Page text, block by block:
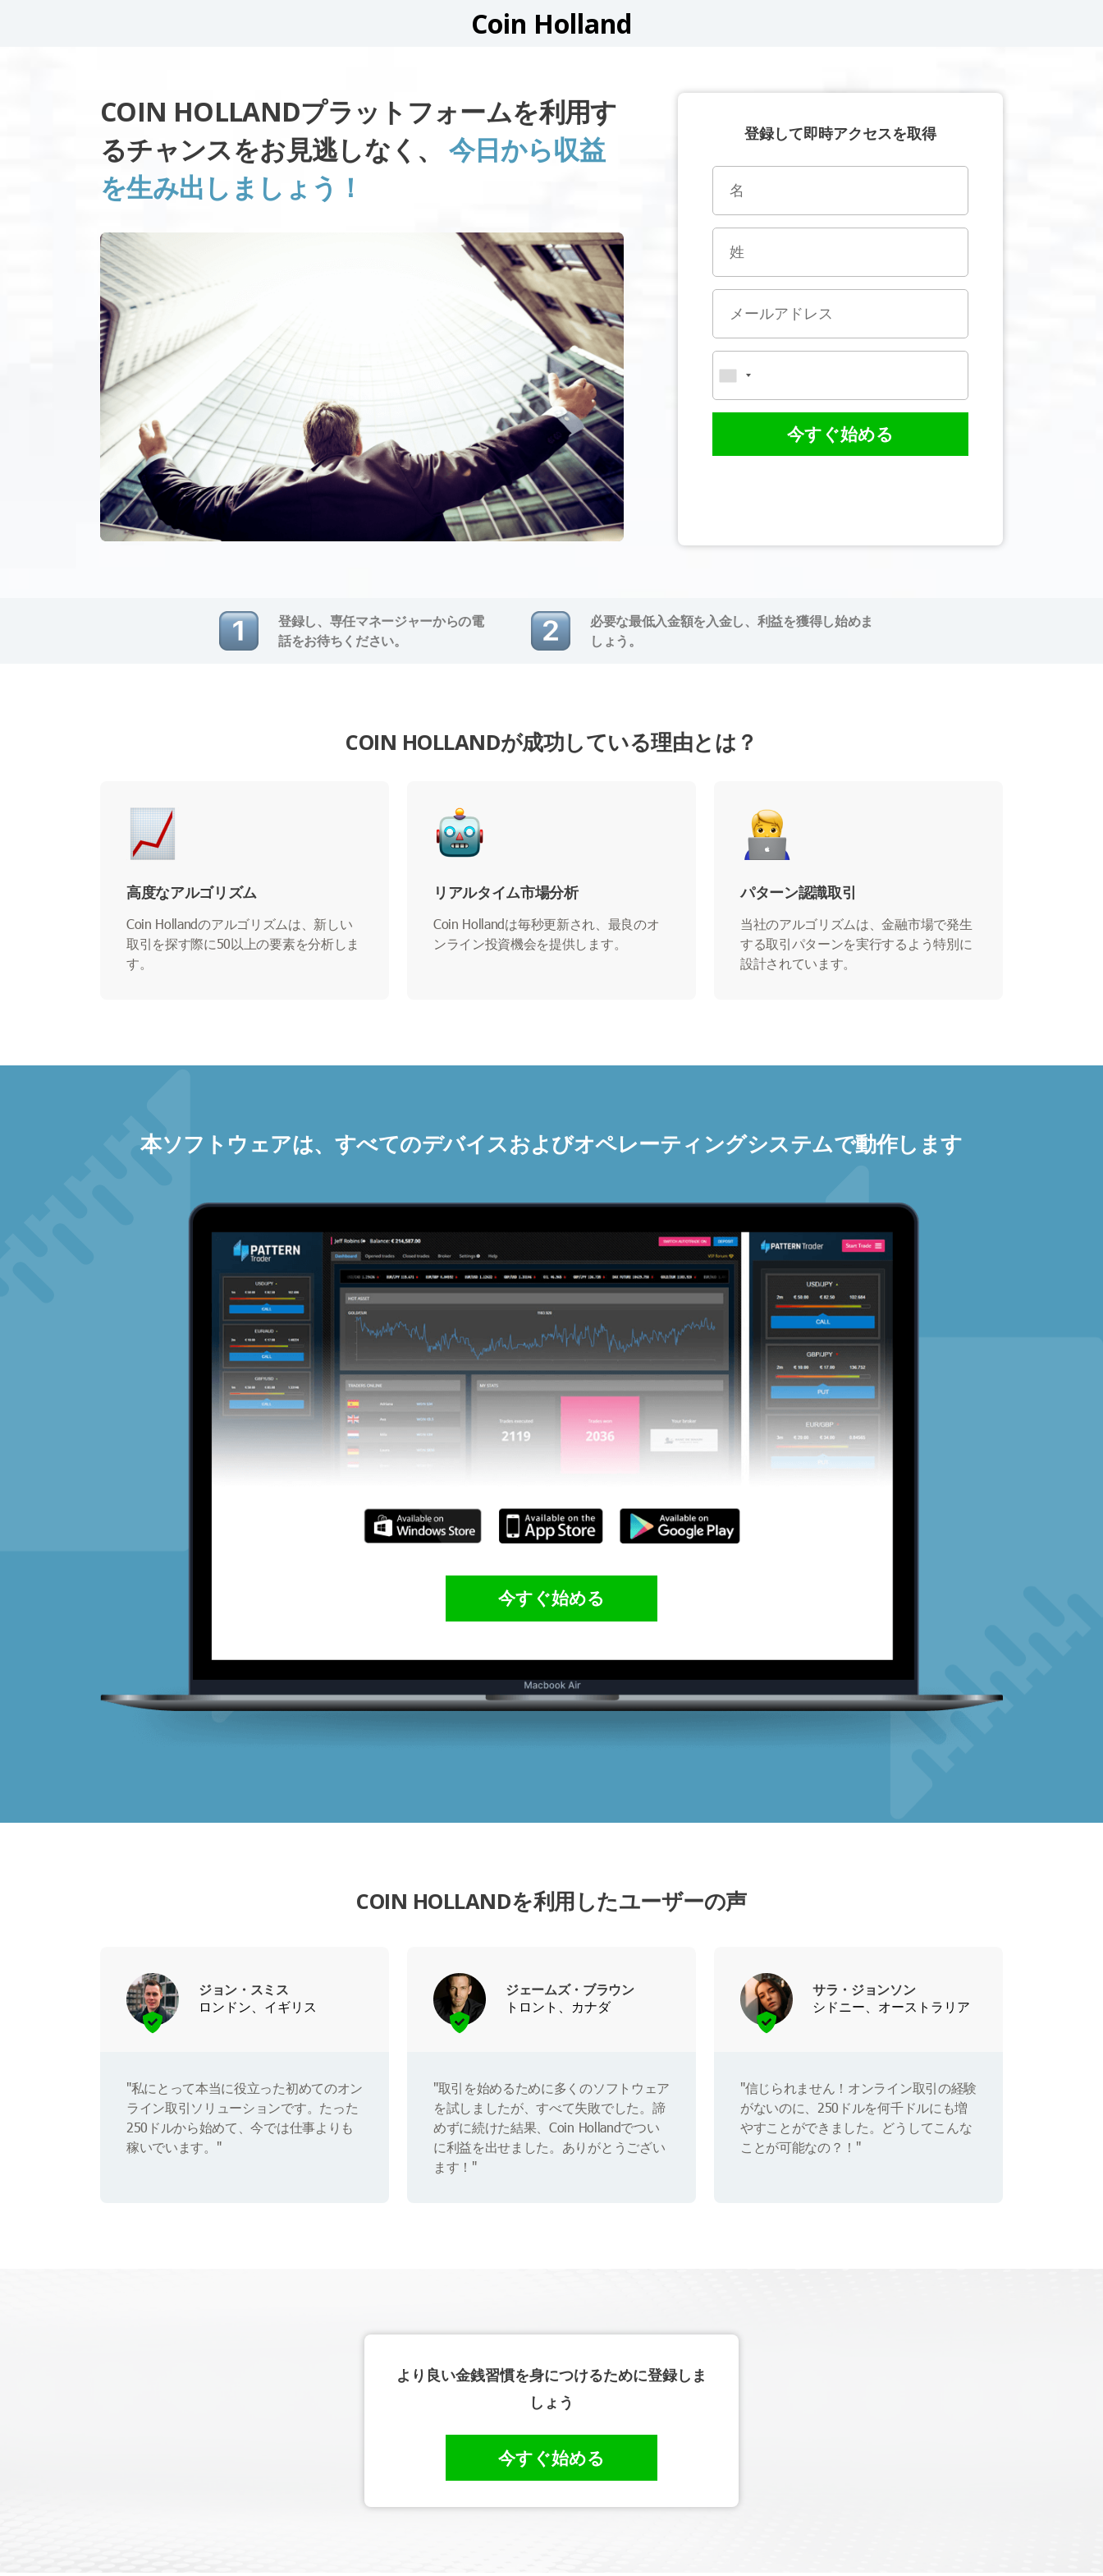
Coin Holland
COIN HOLLANDプラットフォームを利用す
るチャンスをお見逃しなく、今日から収益
を生み出しましょう！
登録して即時アクセスを取得
今すぐ始める
登録し、専任マネージャーからの電
話をお待ちください。
必要な最低入金額を入金し、利益を獲得し始めま
しょう。
COIN HOLLANDが成功している理由とは？
高度なアルゴリズム
Coin Hollandのアルゴリズムは、新しい
取引を探す際に50以上の要素を分析しま
す。
リアルタイム市場分析
Coin Hollandは毎秒更新され、最良のオ
ンライン投資機会を提供します。
パターン認識取引
当社のアルゴリズムは、金融市場で発生
する取引パターンを実行するよう特別に
設計されています。
本ソフトウェアは、すべてのデバイスおよびオペレーティングシステムで動作します
今すぐ始める
COIN HOLLANDを利用したユーザーの声
ジョン・スミス
ロンドン、イギリス
"私にとって本当に役立った初めてのオン
ライン取引ソリューションです。たった
250ドルから始めて、今では仕事よりも
稼いでいます。"
ジェームズ・ブラウン
トロント、カナダ
"取引を始めるために多くのソフトウェア
を試しましたが、すべて失敗でした。諦
めずに続けた結果、Coin Hollandでつい
に利益を出せました。ありがとうござい
ます！"
サラ・ジョンソン
シドニー、オーストラリア
"信じられません！オンライン取引の経験
がないのに、250ドルを何千ドルにも増
やすことができました。どうしてこんな
ことが可能なの？！"
より良い金銭習慣を身につけるために登録しま
しょう
今すぐ始める